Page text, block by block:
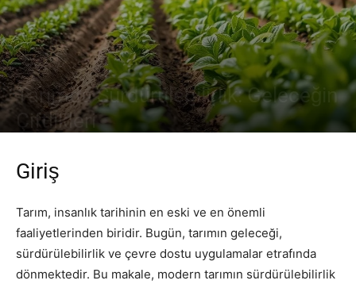
Tarımda Sürdürülebilirlik: Geleceğin
Çiftlikleri
Giriş
Tarım, insanlık tarihinin en eski ve en önemli
faaliyetlerinden biridir. Bugün, tarımın geleceği,
sürdürülebilirlik ve çevre dostu uygulamalar etrafında
dönmektedir. Bu makale, modern tarımın sürdürülebilirlik